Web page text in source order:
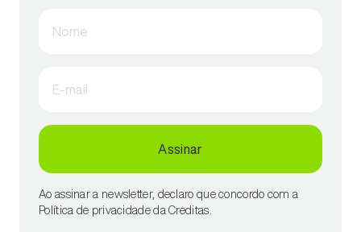
Nome
E-mail
Assinar
Ao assinar a newsletter, declaro que concordo com a
Política de privacidade da Creditas.